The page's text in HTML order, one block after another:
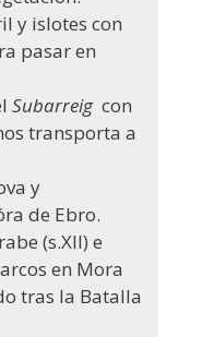
y islotes con
pasar en
Subarreig con
transporta a
y
de Ebro.
(s.XII) e
en Mora
tras la Batalla